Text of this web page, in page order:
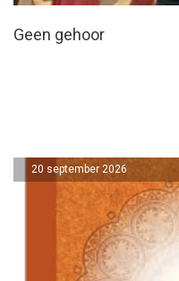
Geen gehoor
20 september 2026